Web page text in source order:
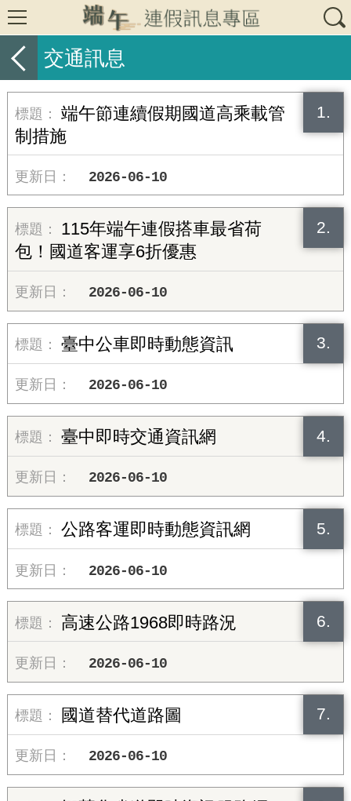
交通訊息
1.
端午節連續假期國道高乘載管
制措施
2026-06-10
2.
115年端午連假搭車最省荷
包！國道客運享6折優惠
2026-06-10
3.
臺中公車即時動態資訊
2026-06-10
4.
臺中即時交通資訊網
2026-06-10
5.
公路客運即時動態資訊網
2026-06-10
6.
高速公路1968即時路況
2026-06-10
7.
國道替代道路圖
2026-06-10